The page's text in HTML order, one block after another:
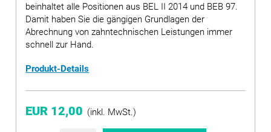
beinhaltet alle Positionen aus BEL II 2014 und BEB 97.
Damit haben Sie die gängigen Grundlagen der
Abrechnung von zahntechnischen Leistungen immer
schnell zur Hand.
Produkt-Details
EUR 12,00 (inkl. MwSt.)